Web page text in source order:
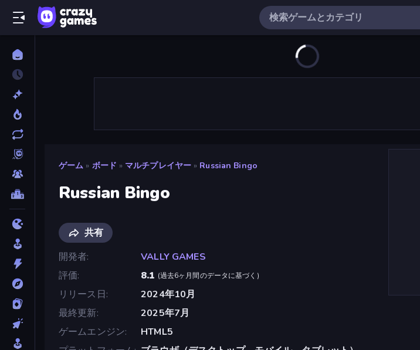
ゲーム » ボード » マルチプレイヤー » Russian Bingo
Russian Bingo
共有
開発者
VALLY GAMES
評価
8.1 (過去6ヶ月間のデータに基づく )
リリース日
2024年10月
最終更新
2025年7月
ゲームエンジン
HTML5